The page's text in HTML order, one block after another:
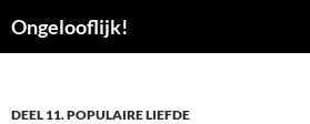
naar
Ongelooflijk!
DEEL 11. POPULAIRE LIEFDE